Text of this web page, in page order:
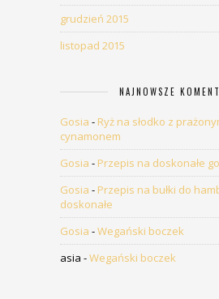
grudzień 2015
listopad 2015
NAJNOWSZE
Gosia - Ryż na słodko z
cynamonem
Gosia - Przepis na doskonałe
Gosia - Przepis na bułki do
doskonałe
Gosia -Wegański boczek
asia -Wegański boczek